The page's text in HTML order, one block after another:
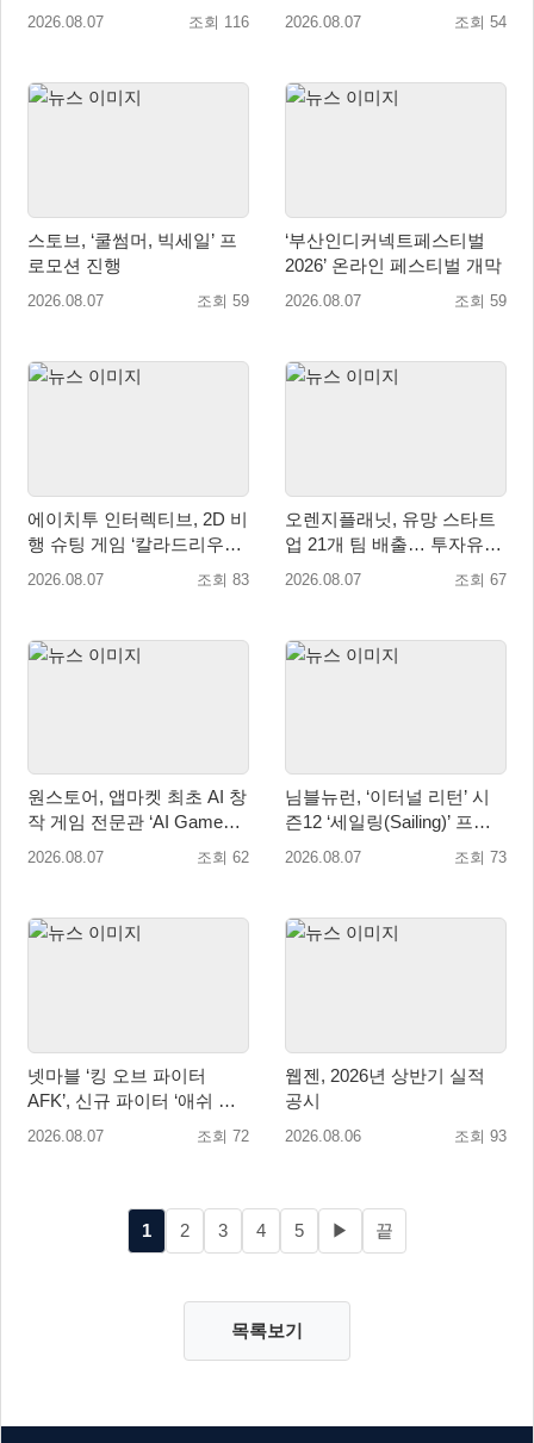
출시
2026.08.07 조회 116
‘도쿄 게임 던전 13’ 참가!
2026.08.07 조회 54
스토브, ‘쿨썸머, 빅세일’ 프
로모션 진행
2026.08.07 조회 59
‘부산인디커넥트페스티벌
2026’ 온라인 페스티벌 개막
2026.08.07 조회 59
에이치투 인터렉티브, 2D 비
행 슈팅 게임 ‘칼라드리우스
2/다크 엘레멘트’ 올 겨울 전
2026.08.07 조회 83
오렌지플래닛, 유망 스타트
업 21개 팀 배출… 투자유치∙
매출성장 성과 눈길
2026.08.07 조회 67
원스토어, 앱마켓 최초 AI 창
작 게임 전문관 ‘AI Games’
오픈
2026.08.07 조회 62
님블뉴런, ‘이터널 리턴’ 시
즌12 ‘세일링(Sailing)’ 프리
시즌 시작
2026.08.07 조회 73
넷마블 ‘킹 오브 파이터
AFK’, 신규 파이터 ‘애쉬 크
림존’ 업데이트
2026.08.07 조회 72
웹젠, 2026년 상반기 실적
공시
2026.08.06 조회 93
1 2 3 4 5 ▶ 끝
목록보기